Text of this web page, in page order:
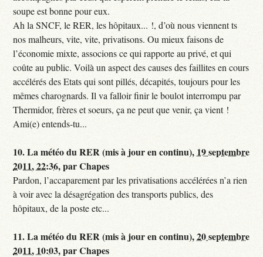
soupe est bonne pour eux.
Ah la SNCF, le RER, les hôpitaux... !, d’où nous viennent ts
nos malheurs, vite, vite, privatisons. Ou mieux faisons de
l’économie mixte, associons ce qui rapporte au privé, et qui
coûte au public. Voilà un aspect des causes des faillites en cours
accélérés des Etats qui sont pillés, décapités, toujours pour les
mêmes charognards. Il va falloir finir le boulot interrompu par
Thermidor, frères et soeurs, ça ne peut que venir, ça vient !
Ami(e) entends-tu...
10.La météo du RER (mis à jour en continu), 19 septembre
2011, 22:36,parChapes
Pardon, l’accaparement par les privatisations accélérées n’a rien
à voir avec la désagrégation des transports publics, des
hôpitaux, de la poste etc...
11.La météo du RER (mis à jour en continu),20 septembre
2011, 10:03,parChapes